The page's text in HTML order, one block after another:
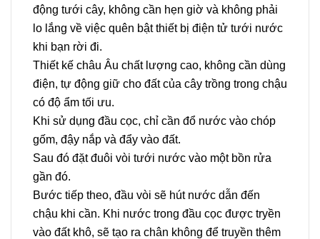
động tưới cây, không cần hẹn giờ và không phải
lo lắng về việc quên bật thiết bị điện tử tưới nước
khi bạn rời đi.
Thiết kế châu Âu chất lượng cao, không cần dùng
điện, tự động giữ cho đất của cây trồng trong chậu
có độ ẩm tối ưu.
Khi sử dụng đầu cọc, chỉ cần đổ nước vào chóp
gốm, đậy nắp và đẩy vào đất.
Sau đó đặt đuôi vòi tưới nước vào một bồn rửa
gần đó.
Bước tiếp theo, đầu vòi sẽ hút nước dẫn đến
chậu khi cần. Khi nước trong đầu cọc được tryền
vào đất khô, sẽ tạo ra chân không để truyền thêm